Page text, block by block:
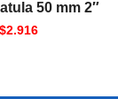
50 mm 2″
$2.916